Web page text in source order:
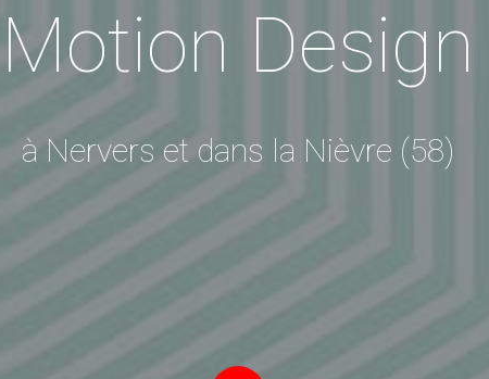
Motion Design
à Nervers et dans la Nièvre (58)